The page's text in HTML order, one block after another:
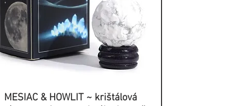
Rýchle zobrazenie
MESIAC & HOWLIT ~ krištálová